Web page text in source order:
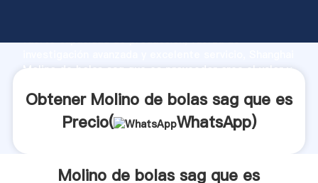
fuerte capacidad de producción, fuerza de
Molino de bolas sag que es proveedor crea el valor y
Obtener Molino de bolas sag que es
Precio(
WhatsApp)
Molino de bolas sag que es